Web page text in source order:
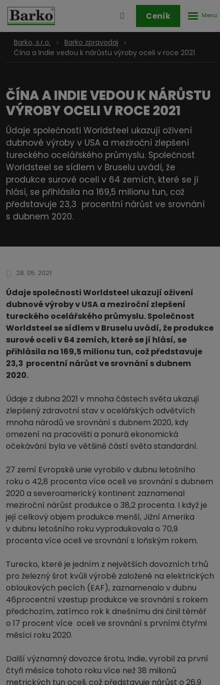
Přihlášení
zóny
Ceník
Barko, s.r.o.
Barko zpravodaj
Čína a Indie vedou k nárůstu výroby oceli v roce 2021
ČÍNA A INDIE VEDOU K NÁRŮSTU
VÝROBY OCELI V ROCE 2021
Údaje společnosti Worldsteel ukazují oživení
dubnové výroby v USA a meziroční zlepšení
tureckého ocelářského průmyslu. Společnost
Worldsteel se sídlem v Bruselu uvádí, že
produkce surové oceli v 64 zemích, které se jí
hlásí, se přihlásila na 169,5 milionu tun, což
představuje 23,3 procentní nárůst ve srovnání
s dubnem 2020.
28. 05. 2021
Údaje společnosti Worldsteel ukazují oživení
dubnové výroby v USA a meziroční zlepšení
tureckého ocelářského průmyslu. Společnost
Worldsteel se sídlem v Bruselu uvádí, že produkce
surové oceli v 64 zemích, které se jí hlásí, se
přihlásila na 169,5 milionu tun, což představuje
23,3 procentní nárůst ve srovnání s dubnem
2020.
Údaje z dubna 2021 v mnoha částech světa ukazují
zlepšený zdravotní stav v ocelářských odvětvích
mnoha národů ve srovnání s dubnem 2020, kdy
omezení na pracovišti a ponurá ekonomická
očekávání byla ve většině částí světa standardní.
27 zemí Evropské unie vyrobilo v dubnu letošního
roku o 42,8 procenta více oceli ve srovnání s dubnem
2020 a severoamerický kontinent zaznamenal
meziroční nárůst produkce o 38,2 procenta. I když je
její celkový objem produkce menší, Jižní Amerika
v dubnu letošního roku vyprodukovala o 70,9
procenta více oceli ve srovnání s loňským rokem.
Turecko, které je jedním z největších dovozních trhů
pro železný šrot kvůli výrobě založené na elektrických
obloukových pecích (EAF), zaznamenalo v dubnu
46procentní vzestup produkce ve srovnání s rokem
předchozím, zatímco rok k dnešnímu dni činil téměř
o 17 procent více oceli ve srovnání s prvními čtyřmi
měsíci roku 2020.
Další významný dovozce šrotu, Indie, vyrobil za první
čtyři měsíce tohoto roku více než 38 milionů
metrických tun oceli, což představuje nárůst o 26,9